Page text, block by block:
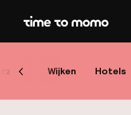
Home
Wijken Hotels
Scroll naar links